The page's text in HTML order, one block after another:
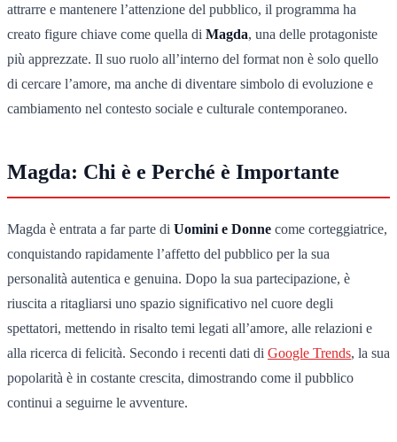
attrarre e mantenere l’attenzione del pubblico, il programma ha
creato figure chiave come quella di Magda, una delle protagoniste
più apprezzate. Il suo ruolo all’interno del format non è solo quello
di cercare l’amore, ma anche di diventare simbolo di evoluzione e
cambiamento nel contesto sociale e culturale contemporaneo.
Magda: Chi è e Perché è Importante
Magda è entrata a far parte di Uomini e Donne come corteggiatrice,
conquistando rapidamente l’affetto del pubblico per la sua
personalità autentica e genuina. Dopo la sua partecipazione, è
riuscita a ritagliarsi uno spazio significativo nel cuore degli
spettatori, mettendo in risalto temi legati all’amore, alle relazioni e
alla ricerca di felicità. Secondo i recenti dati di Google Trends, la sua
popolarità è in costante crescita, dimostrando come il pubblico
continui a seguirne le avventure.